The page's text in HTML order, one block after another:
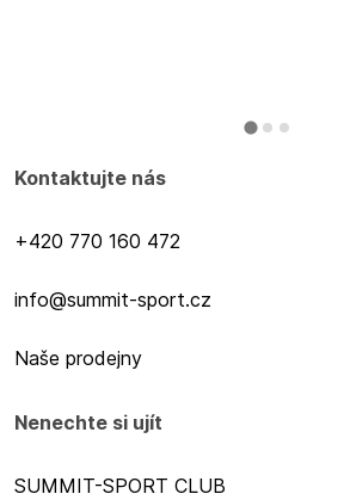
Kontaktujte nás
+420 770 160 472
info@summit-sport.cz
Naše prodejny
Nenechte si ujít
SUMMIT-SPORT CLUB